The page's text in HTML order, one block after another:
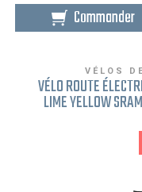
Commander
VÉLOS
VÉLO ROUTE
LIME YELLOW